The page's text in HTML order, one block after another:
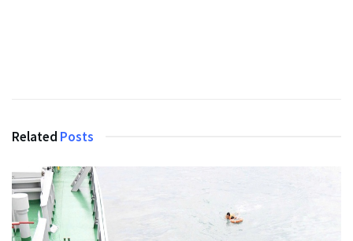
Related Posts